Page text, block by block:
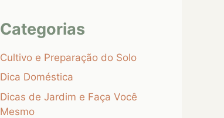
Categorias
Cultivo e Preparação do Solo
Dica Doméstica
Dicas de Jardim e Faça Você
Mesmo